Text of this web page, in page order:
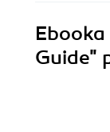
Ebooka
Guide"